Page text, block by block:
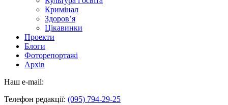
Кримінал
Здоров’я
Цікавинки
Проекти
Блоги
Фоторепортажі
Архів
Наш e-mail:
Телефон редакції: (095) 794-29-25